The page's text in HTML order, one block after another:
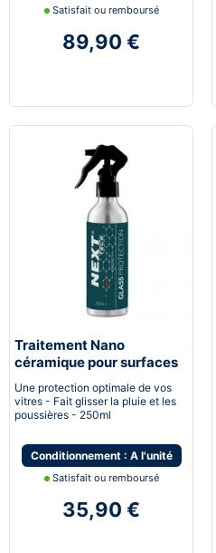
Satisfait ou remboursé
89,90 €
Traitement Nano
céramique pour surfaces
Une protection optimale de vos
vitres - Fait glisser la pluie et les
poussières - 250ml
Conditionnement : A l'unité
Satisfait ou remboursé
35,90 €